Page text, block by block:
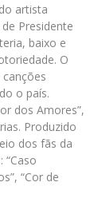
artista
Presidente
baixo e
O
o país.
dos Amores”,
Produzido
dos fãs da
“Cor de